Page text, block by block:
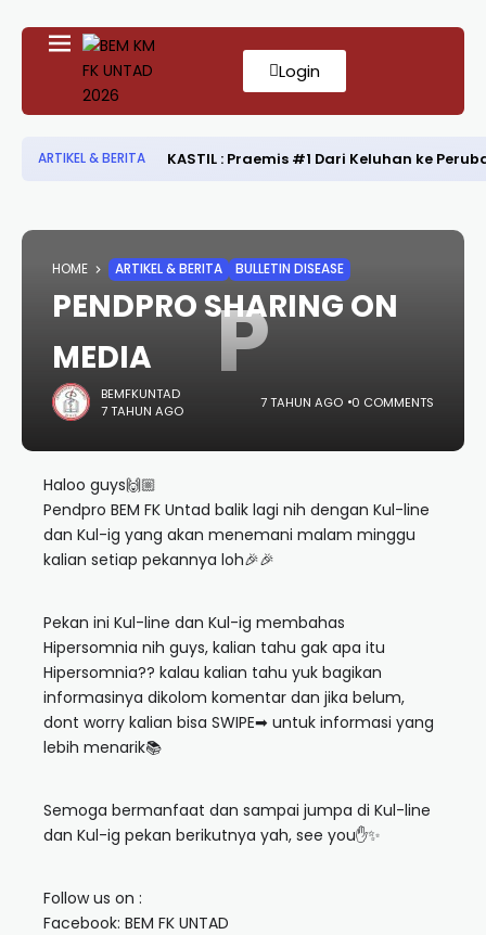
Login
ARTIKEL & BERITA KASTIL : Praemis #1 Dari Keluhan ke
P
HOME ARTIKEL & BERITA BULLETIN DISEASE
PENDPRO SHARING ON
MEDIA
BEMFKUNTAD
7 TAHUN AGO
7 TAHUN AGO 0 COMMENTS
Haloo guys🙌🏼
Pendpro BEM FK Untad balik lagi nih dengan Kul-line
dan Kul-ig yang akan menemani malam minggu
kalian setiap pekannya loh🎉🎉
Pekan ini Kul-line dan Kul-ig membahas
Hipersomnia nih guys, kalian tahu gak apa itu
Hipersomnia?? kalau kalian tahu yuk bagikan
informasinya dikolom komentar dan jika belum,
dont worry kalian bisa SWIPE➡ untuk informasi yang
lebih menarik📚
Semoga bermanfaat dan sampai jumpa di Kul-line
dan Kul-ig pekan berikutnya yah, see you✋✨
Follow us on :
Facebook: BEM FK UNTAD